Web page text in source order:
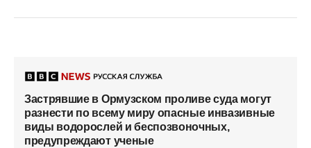
Застрявшие в Ормузском проливе суда могут
разнести по всему миру опасные инвазивные
виды водорослей и беспозвоночных,
предупреждают ученые